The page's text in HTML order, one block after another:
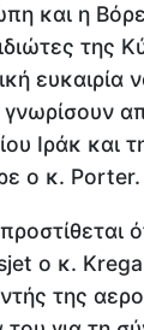
και η
της
ευκαιρία
γνωρίσουν
Ιράκ και
ο κ. Porter.
ο κ.
της